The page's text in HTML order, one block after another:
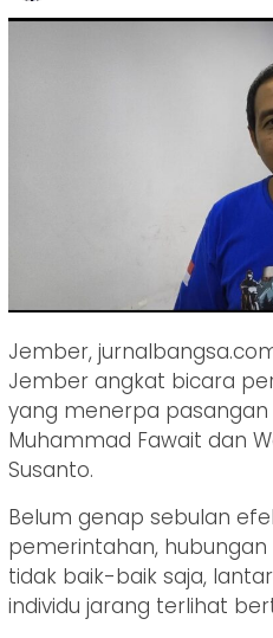
Jember,
Jember angkat bicara
yang menerpa
Muhammad Fawait dan
Susanto.
Belum genap sebulan
pemerintahan,
tidak baik-baik saja,
individu jarang terlihat